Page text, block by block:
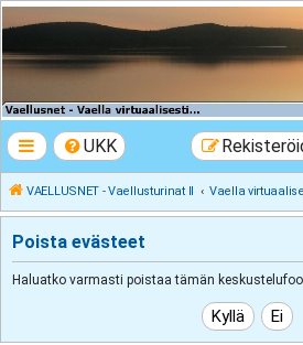
VAELLUSNET -
Vaellusturinat II
UKK
VAELLUSNET - Vaellusturinat II Vaella
Poista evästeet
Haluatko varmasti poistaa tämän